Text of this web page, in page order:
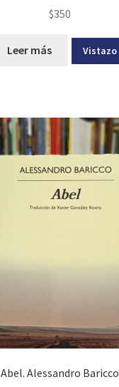
$350
Leer más Vistazo
Abel. Alessandro Baricco